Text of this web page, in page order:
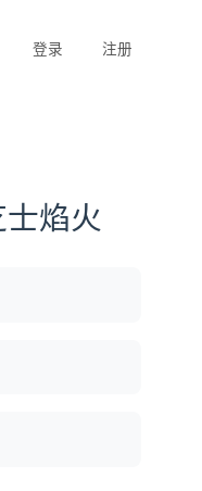
登录 注册
焰火